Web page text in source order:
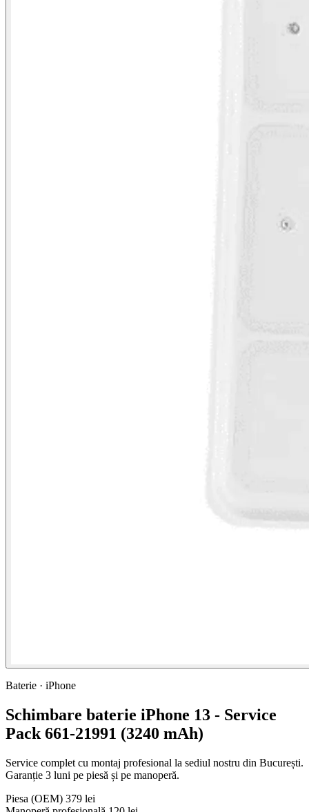
Baterie · iPhone
Schimbare baterie iPhone 13 - Service
Pack 661-21991 (3240 mAh)
Service complet cu montaj profesional la sediul nostru din București.
Garanție 3 luni pe piesă și pe manoperă.
Piesa (OEM) 379 lei